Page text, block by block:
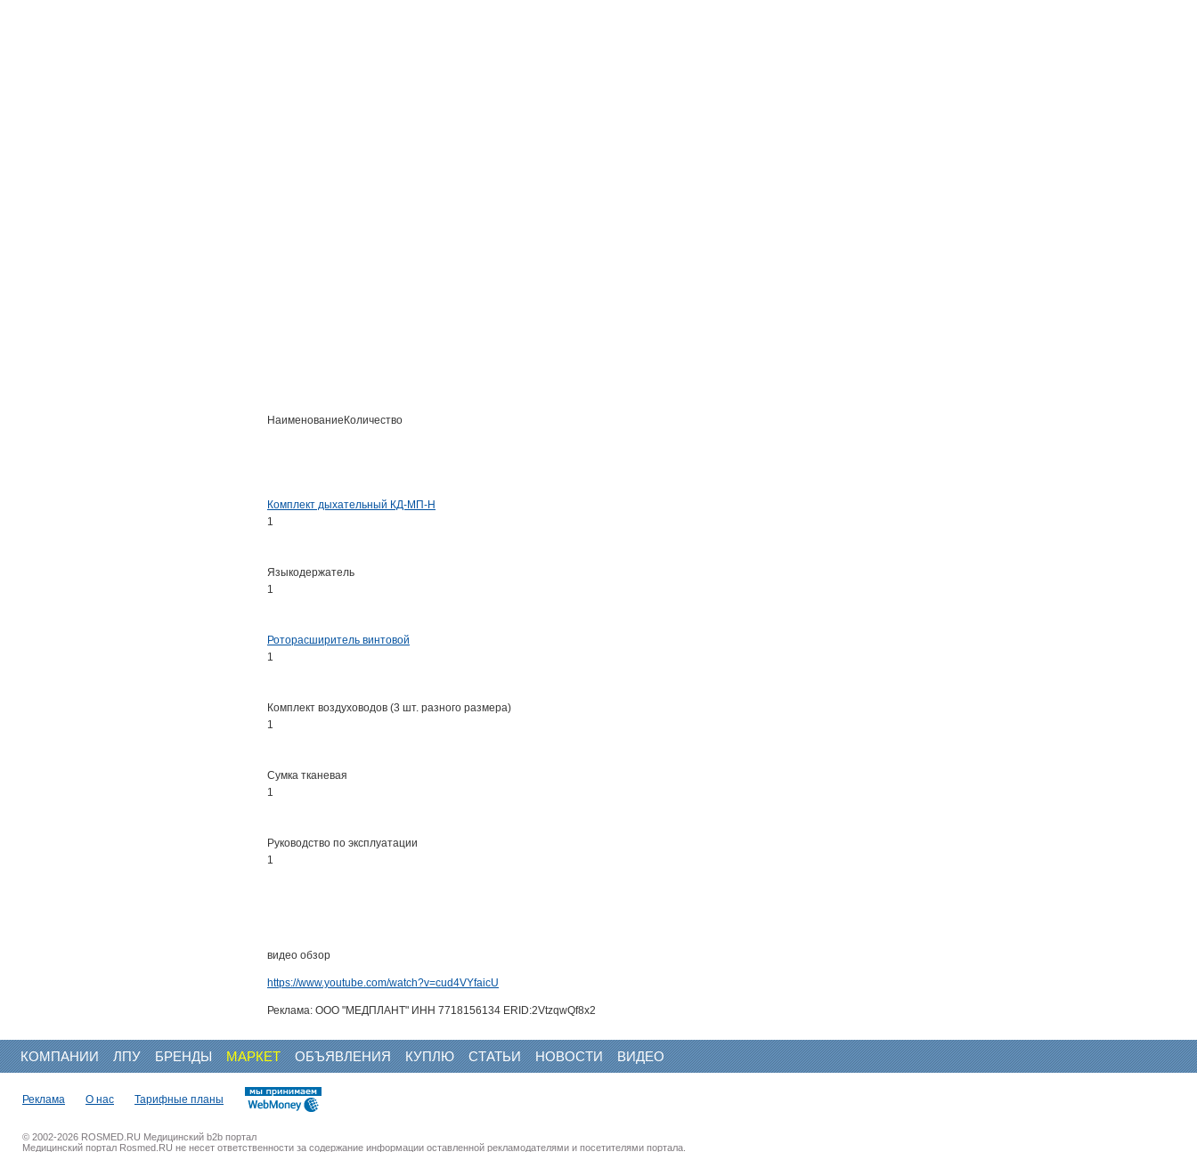
НаименованиеКоличество
Комплект дыхательный КД-МП-Н
1
Языкодержатель
1
Роторасширитель винтовой
1
Комплект воздуховодов (3 шт. разного размера)
1
Сумка тканевая
1
Руководство по эксплуатации
1
видео обзор
https://www.youtube.com/watch?v=cud4VYfaicU
Реклама: ООО "МЕДПЛАНТ" ИНН 7718156134 ERID:2VtzqwQf8x2
КОМПАНИИ ЛПУ БРЕНДЫ МАРКЕТ ОБЪЯВЛЕНИЯ КУПЛЮ СТАТЬИ НОВОСТИ ВИДЕО
Реклама О нас Тарифные планы
© 2002-2026 ROSMED.RU Медицинский b2b портал
Медицинский портал Rosmed.RU не несет ответственности за содержание информации оставленной рекламодателями и посетителями портала.